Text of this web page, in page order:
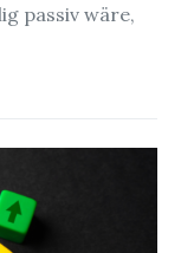
passiv wäre,